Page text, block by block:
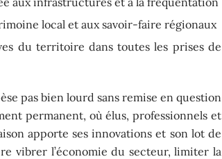
local et aux savoir-faire régionaux
du territoire dans toutes les prises de
pas bien lourd sans remise en question
permanent, où élus, professionnels et
apporte ses innovations et son lot de
vibrer l’économie du secteur, limiter la